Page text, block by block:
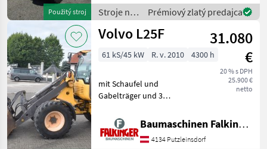
Použitý stroj
WERKZEUGAUFNAHMEMotor-
Moderner Kubota
Dreizylinderdieselmotor,
Typ
Stroje na
stavbu /
Sonstige
Prémiový zlatý predajca
Volvo L25F
31.080
€
20 % s DPH
25.900 €
netto
61 kS/45 kW R. v. 2010 4300 h
mit Schaufel und
Gabelträger und 3
Betriebsgewicht: 5200kg
Reifen 70% Der Volvo L25F
ist in einem guten
Baumaschinen Falkinger
4134 Putzleinsdorf